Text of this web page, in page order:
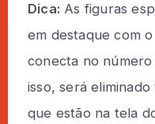
Dica: As figuras
em destaque com
conecta no
isso, será
que estão na tela